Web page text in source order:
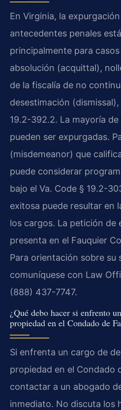
En Virginia, la
antecedentes penales
principalmente para
absolución (acquittal),
de la fiscalía de no
desestimación
19.2-392.2. La mayoría
pueden ser expurgadas.
(misdemeanor) que
puede considerar
bajo el Va. Code § 19.2-
exitosa puede resultar en
los cargos. La petición de
presenta en el Fauquier
Para orientación sobre su
comuníquese con Law
(888) 437-7747.
¿Qué debo hacer si enfrento
propiedad en el Condado de
Si enfrenta un cargo de
propiedad en el Condado
contactar a un abogado
inmediato. No discuta los